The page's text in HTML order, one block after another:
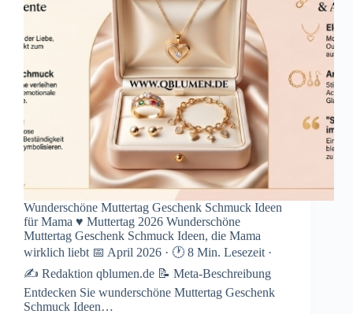
Wunderschöne Muttertag Geschenk Schmuck Ideen
für Mama ♥ Muttertag 2026 Wunderschöne
Muttertag Geschenk Schmuck Ideen, die Mama
wirklich liebt 📅 April 2026 · 🕐 8 Min. Lesezeit ·
✍️ Redaktion qblumen.de 📝 Meta-Beschreibung
Entdecken Sie wunderschöne Muttertag Geschenk
Schmuck Ideen…